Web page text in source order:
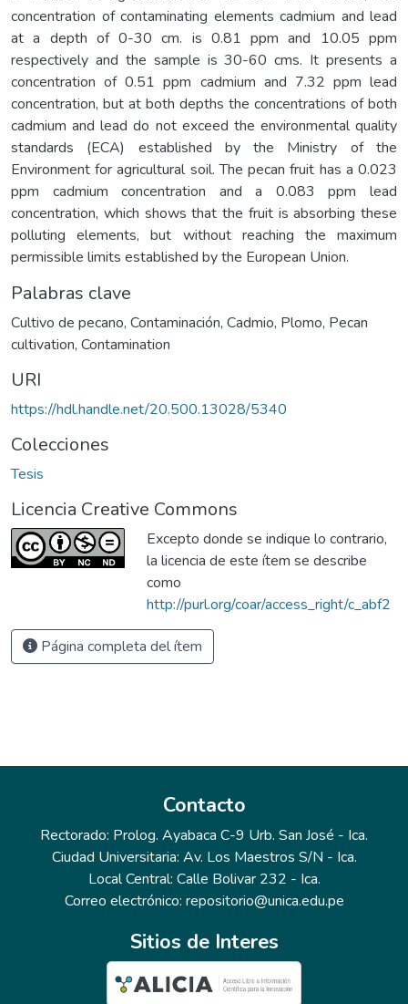
concentration of contaminating elements cadmium and lead
at a depth of 0-30 cm. is 0.81 ppm and 10.05 ppm
respectively and the sample is 30-60 cms. It presents a
concentration of 0.51 ppm cadmium and 7.32 ppm lead
concentration, but at both depths the concentrations of both
cadmium and lead do not exceed the environmental quality
standards (ECA) established by the Ministry of the
Environment for agricultural soil. The pecan fruit has a 0.023
ppm cadmium concentration and a 0.083 ppm lead
concentration, which shows that the fruit is absorbing these
polluting elements, but without reaching the maximum
permissible limits established by the European Union.
Palabras clave
Cultivo de pecano, Contaminación, Cadmio, Plomo, Pecan
cultivation, Contamination
URI
https://hdl.handle.net/20.500.13028/5340
Colecciones
Tesis
Licencia Creative Commons
Excepto donde se indique lo contrario,
la licencia de este ítem se describe
como
http://purl.org/coar/access_right/c_abf2
Página completa del ítem
Contacto
Rectorado: Prolog. Ayabaca C-9 Urb. San José - Ica.
Ciudad Universitaria: Av. Los Maestros S/N - Ica.
Local Central: Calle Bolivar 232 - Ica.
Correo electrónico: repositorio@unica.edu.pe
Sitios de Interes